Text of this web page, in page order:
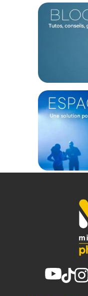
Marque : Seagate
Modèle : IronWolf Pro
EAN : 8719706437073
Vitesse de rotation :
Mémoire cache : 512
Vitesse de transfert
Nombre de baies
Technologie :
Capteurs de
Charge de travail
Temps moyen entre
Garantie constructeur :
1x Guide
Offre valable jusqu'au 09-
Code EAN Seagate
6Gb/s - Disque dur
(1) Offre valable jusqu'au